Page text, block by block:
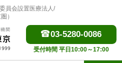
員会設置医療法人/
）
03-5280-0086
受付時間 平日10:00～17:00